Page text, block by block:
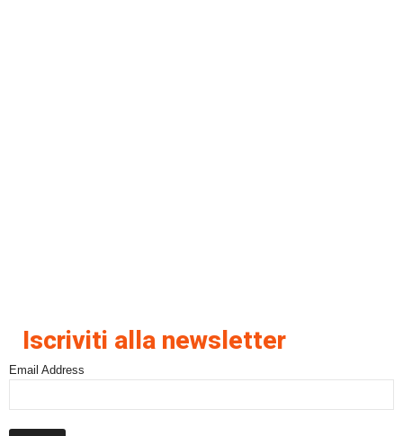
Iscriviti alla newsletter
Email Address